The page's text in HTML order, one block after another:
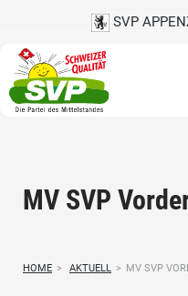
SVP
MV SVP
HOME > AKTUELL > MV SVP